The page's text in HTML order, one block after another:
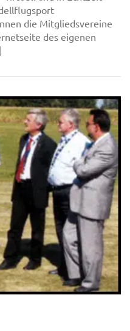
die Mitgliedsvereine
des eigenen